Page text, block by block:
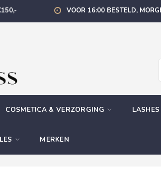
VOOR 16:00 BESTELD,
COSMETICA & VERZORGING
MERKEN